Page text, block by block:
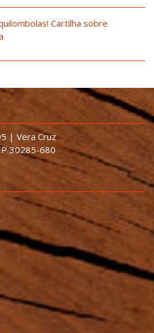
Cartilha sobre
| Vera Cruz
30285-680